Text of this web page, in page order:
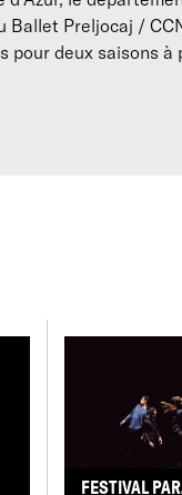
la Compagnie F en
à Mouans-Sartoux,
artistiques, il
Amsellemn. En
les modes
et du
Ballet Preljocaj /
pour deux saisons à
FESTIVAL